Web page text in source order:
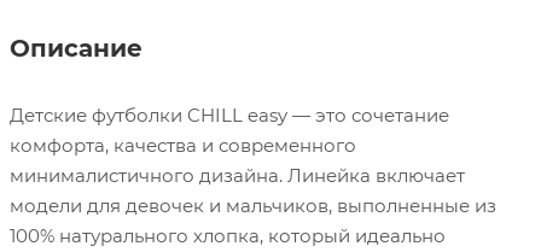
Описание
Детские футболки CHILL easy — это сочетание
комфорта, качества и современного
минималистичного дизайна. Линейка включает
модели для девочек и мальчиков, выполненные из
100% натурального хлопка, который идеально